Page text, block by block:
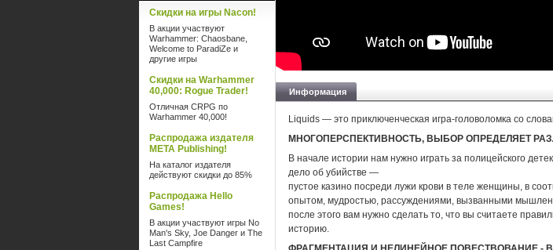
Скидки на игры Nacon!
В акции участвуют
Warhammer: Chaosbane,
Welcome to ParadiZe и
другие игры
Скидки на Warhammer
40,000: Rogue Trader!
Отличная CRPG по
Warhammer 40,000!
Распродажа издателя
META Publishing!
На каталог издателя
действуют скидки до 85%
Распродажа Hello
Games!
В акции участвуют игры No
Man's Sky, Joe Danger и The
Last Campfire
Информация
Liquids — это приключенческая игра-головоломка со
МНОГОПЕРСПЕКТИВНОСТЬ, ВЫБОР ОПРЕДЕЛЯЕТ
В начале истории нам нужно играть за полицейского
дело об убийстве —
пустое казино посреди лужи крови в теле женщины, в
опытом, мудростью, рассуждениями, вызванными
после этого вам нужно сделать то, что вы считаете
историю.